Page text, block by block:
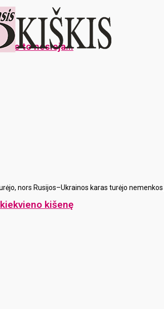
to nesieja...
nors Rusijos–Ukrainos karas turėjo nemenkos
kišenę